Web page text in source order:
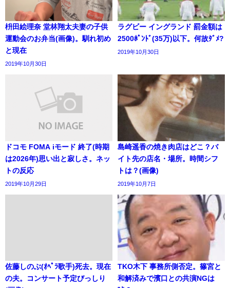
枡田絵理奈 堂林翔太夫妻の子供
運動会のお弁当(画像)。馴れ初め
と現在
2019年10月30日
ラグビー イングランド 罰金額は
2500ﾎﾟﾝﾄﾞ(35万)以下。何故ﾀﾞﾒ?
2019年10月30日
ドコモ FOMA iモード 終了(時期
は2026年)思い出と寂しさ。ネッ
トの反応
2019年10月29日
島崎遥香の焼き肉店はどこ？バ
イト先の店名・場所。時間シフ
トは？(画像)
2019年10月7日
佐藤しのぶ(ｵﾍﾟﾗ歌手)死去。現在
の夫。コンサート予定びっしり
TKO木下 事務所側否定。篠宮と
和解済みで濱口との共演NGは